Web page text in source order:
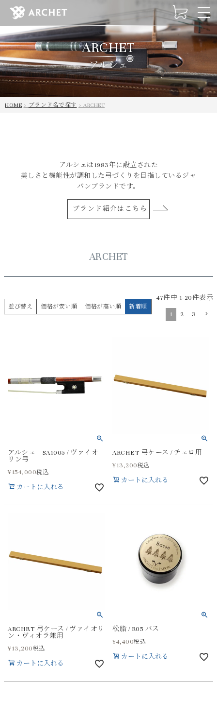
t
o
g
g
e
n
a
v
ARCHET
アルシェ
HOME ブランド名で探す ARCHET
アルシェは1983年に設立された
美しさと機能性が調和した弓づくりを目指しているジャ
パンブランドです。
ブランド紹介はこちら
ARCHET
並び替え 価格が安い順 価格が高い順 新着順
47件中 1-20件表示
1 2 3
アルシェ SA1005 / ヴァイオ
リン弓
¥154,000税込
カートに入れる
ARCHET 弓ケース / チェロ用
¥13,200税込
カートに入れる
ARCHET 弓ケース / ヴァイオリ
ン・ヴィオラ兼用
¥13,200税込
カートに入れる
松脂 / R05 バス
¥4,400税込
カートに入れる